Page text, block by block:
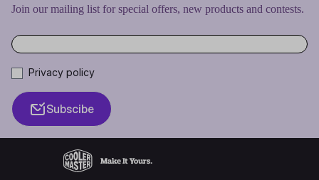
Join our mailing list for special offers, new products and contests.
Privacy policy
Subscibe